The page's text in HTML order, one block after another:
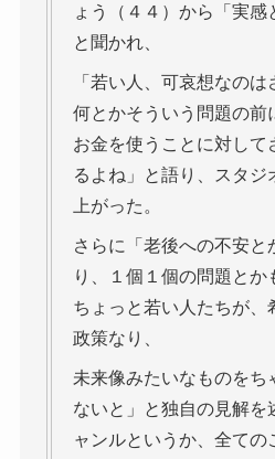
ょう（４４）から「実感
と聞かれ、
「若い人、可哀想なの
何とかそういう問題の前
お金を使うことに対して
るよね」と語り、スタジ
上がった。
さらに「老後への不安と
り、１個１個の問題とか
ちょっと若い人たちが、
政策なり、
未来像みたいなものをち
ないと」と独自の見解を
ャンルというか、全ての